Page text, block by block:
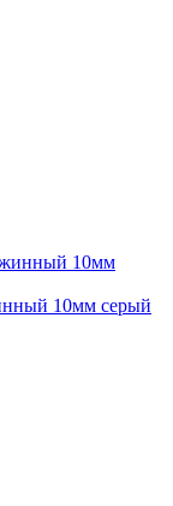
10мм серый